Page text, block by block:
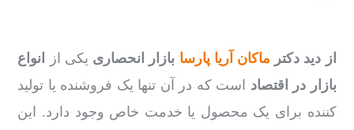
از دید دکتر ماکان آریا پارسا بازار انحصاری یکی از
انواع
بازار در اقتصاد است که در آن تنها یک فروشنده یا تولید
کننده برای یک محصول یا خدمت خاص وجود دارد. این